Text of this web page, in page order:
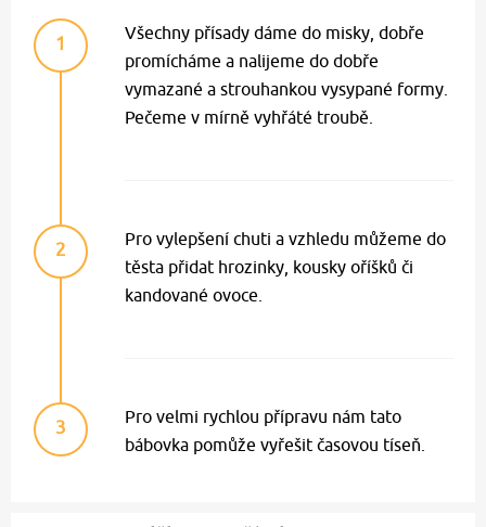
1
Všechny přísady dáme do misky, dobře
promícháme a nalijeme do dobře
vymazané a strouhankou vysypané formy.
Pečeme v mírně vyhřáté troubě.
2
Pro vylepšení chuti a vzhledu můžeme do
těsta přidat hrozinky, kousky oříšků či
kandované ovoce.
3
Pro velmi rychlou přípravu nám tato
bábovka pomůže vyřešit časovou tíseň.